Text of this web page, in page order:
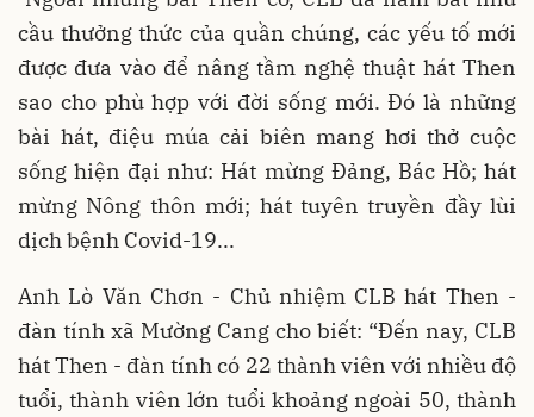
cầu thưởng thức của quần chúng, các yếu tố mới
được đưa vào để nâng tầm nghệ thuật hát Then
sao cho phù hợp với đời sống mới. Đó là những
bài hát, điệu múa cải biên mang hơi thở cuộc
sống hiện đại như: Hát mừng Đảng, Bác Hồ; hát
mừng Nông thôn mới; hát tuyên truyền đầy lùi
dịch bệnh Covid-19...
Anh Lò Văn Chơn - Chủ nhiệm CLB hát Then -
đàn tính xã Mường Cang cho biết: “Đến nay, CLB
hát Then - đàn tính có 22 thành viên với nhiều độ
tuổi, thành viên lớn tuổi khoảng ngoài 50, thành